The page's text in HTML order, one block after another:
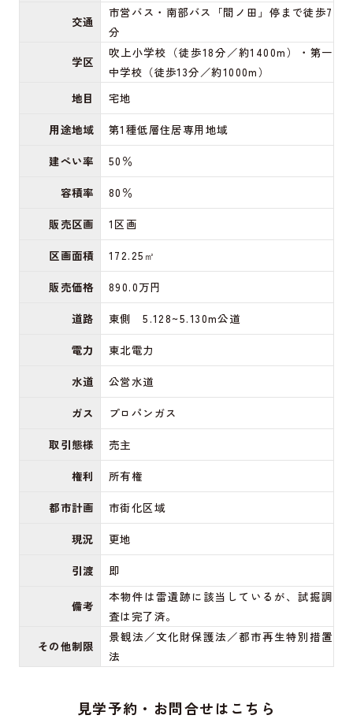
交通
市営バス・南部バス「間ノ田」停まで徒歩7
分
学区
吹上小学校（徒歩18分／約1400m）・第一
中学校（徒歩13分／約1000m）
地目
宅地
用途地域
第1種低層住居専用地域
建ぺい率
50％
容積率
80％
販売区画
1区画
区画面積
172.25㎡
販売価格
890.0万円
道路
東側 5.128~5.130m公道
電力
東北電力
水道
公営水道
ガス
プロパンガス
取引態様
売主
権利
所有権
都市計画
市街化区域
現況
更地
引渡
即
備考
本物件は雷遺跡に該当しているが、試掘調
査は完了済。
その他制限
景観法／文化財保護法／都市再生特別措置
法
見学予約・お問合せはこちら